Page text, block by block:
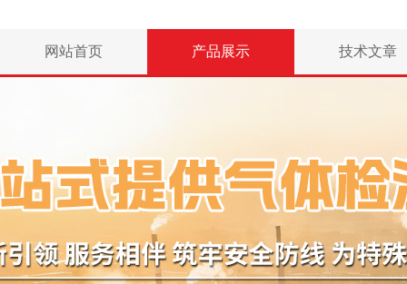
网站首页 产品展示 技术文章